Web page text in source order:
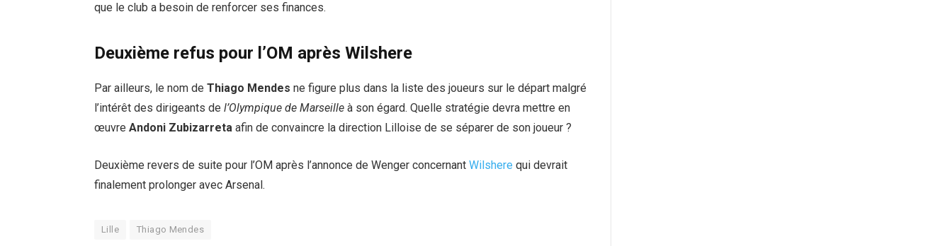
que le club a besoin de renforcer ses finances.
Deuxième refus pour l’OM après Wilshere
Par ailleurs, le nom de Thiago Mendes ne figure plus dans la liste des joueurs sur le départ malgré
l’intérêt des dirigeants de l’Olympique de Marseille à son égard. Quelle stratégie devra mettre en
œuvre Andoni Zubizarreta afin de convaincre la direction Lilloise de se séparer de son joueur ?
Deuxième revers de suite pour l’OM après l’annonce de Wenger concernant Wilshere qui devrait
finalement prolonger avec Arsenal.
Lille Thiago Mendes